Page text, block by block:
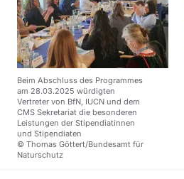
Beim Abschluss des Programmes
am 28.03.2025 würdigten
Vertreter von BfN, IUCN und dem
CMS Sekretariat die besonderen
Leistungen der Stipendiatinnen
und Stipendiaten
© Thomas Göttert/Bundesamt für
Naturschutz